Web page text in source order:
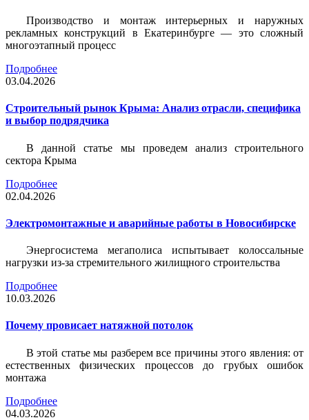
Производство и монтаж интерьерных и наружных
рекламных конструкций в Екатеринбурге — это сложный
многоэтапный процесс
Подробнее
03.04.2026
Строительный рынок Крыма: Анализ отрасли, специфика
и выбор подрядчика
В данной статье мы проведем анализ строительного
сектора Крыма
Подробнее
02.04.2026
Электромонтажные и аварийные работы в Новосибирске
Энергосистема мегаполиса испытывает колоссальные
нагрузки из-за стремительного жилищного строительства
Подробнее
10.03.2026
Почему провисает натяжной потолок
В этой статье мы разберем все причины этого явления: от
естественных физических процессов до грубых ошибок
монтажа
Подробнее
04.03.2026